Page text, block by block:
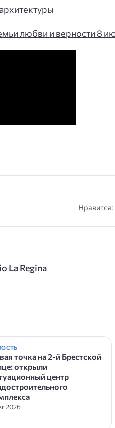
любви и верности 8
Нравится:
La Regina
точка на 2-й Брестской
открыли
центр
2026